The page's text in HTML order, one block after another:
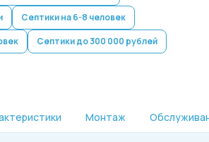
Септики на 6-8 человек
Септики до 300 000 рублей
Монтаж